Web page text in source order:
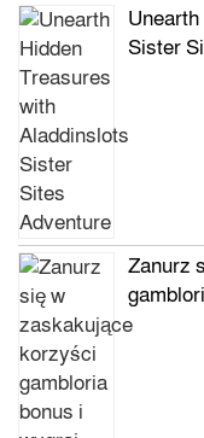
Sister
Zanurz